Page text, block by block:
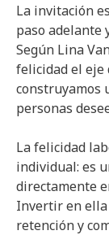
La invitación
paso adelante
Según Lina
felicidad el eje
construyamos
personas
La felicidad
individual: es
directamente
Invertir en
retención y